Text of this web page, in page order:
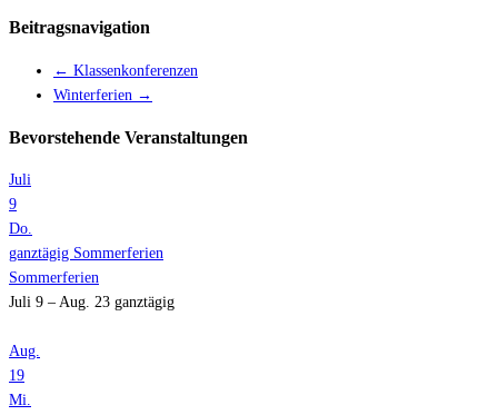
Beitragsnavigation
← Klassenkonferenzen
Winterferien →
Bevorstehende Veranstaltungen
Juli
9
Do.
ganztägig Sommerferien
Sommerferien
Juli 9 – Aug. 23 ganztägig
Aug.
19
Mi.